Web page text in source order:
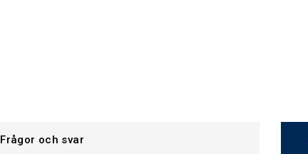
Frågor och svar